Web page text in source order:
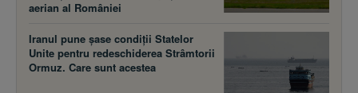
aerian al României
Iranul pune șase condiții Statelor
Unite pentru redeschiderea Strâmtorii
Ormuz. Care sunt acestea